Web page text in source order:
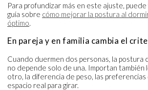
Para profundizar más en este ajuste,
guía sobre cómo mejorar la postura al
óptimo.
En pareja y en familia cambia el
Cuando duermen dos personas, la postura
no depende solo de una. Importan también
otro, la diferencia de peso, las preferencias
espacio real para girar.